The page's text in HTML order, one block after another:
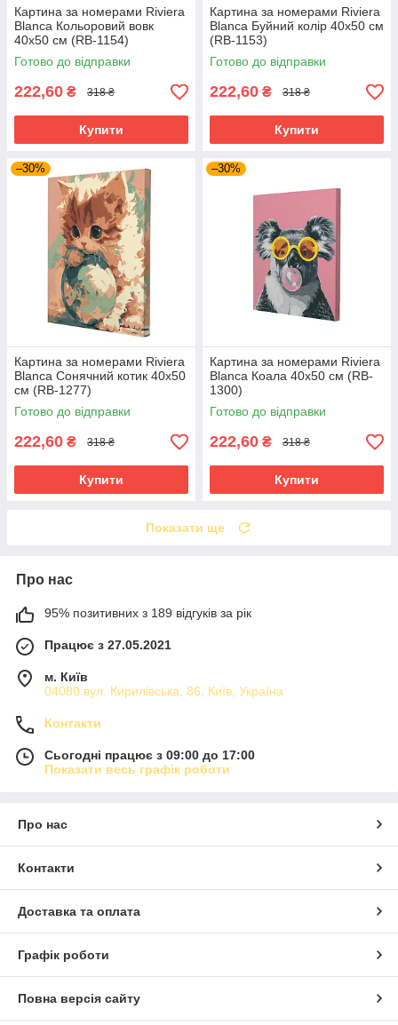
Картина за номерами Riviera
Blanca Кольоровий вовк
40x50 см (RB-1154)
Готово до відправки
222,60 ₴ 318 ₴
Купити
Картина за номерами Riviera
Blanca Буйний колір 40x50 см
(RB-1153)
Готово до відправки
222,60 ₴ 318 ₴
Купити
–30%
Картина за номерами Riviera
Blanca Сонячний котик 40x50
см (RB-1277)
Готово до відправки
222,60 ₴ 318 ₴
Купити
–30%
Картина за номерами Riviera
Blanca Коала 40x50 см (RB-
1300)
Готово до відправки
222,60 ₴ 318 ₴
Купити
Показати ще
Про нас
95% позитивних з 189 відгуків за рік
Працює з 27.05.2021
м. Київ
04080 вул. Кирилівська, 86, Київ, Україна
Контакти
Сьогодні працює з 09:00 до 17:00
Показати весь графік роботи
Про нас
Контакти
Доставка та оплата
Графік роботи
Повна версія сайту